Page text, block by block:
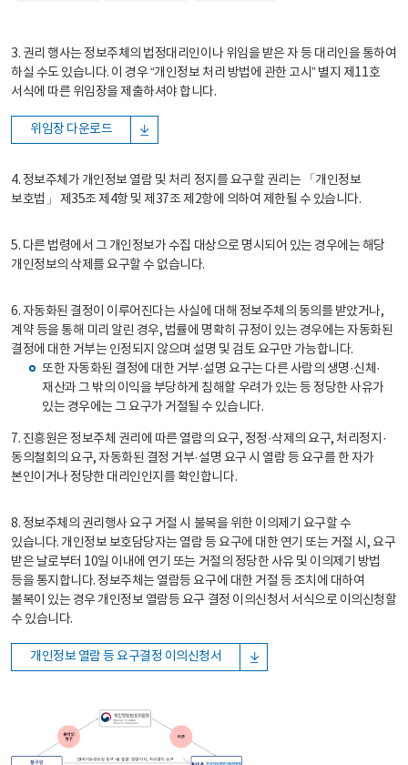
3. 권리 행사는 정보주체의 법정대리인이나 위임을 받은 자 등 대리인을 통하여
하실 수도 있습니다. 이 경우 “개인정보 처리 방법에 관한 고시” 별지 제11호
서식에 따른 위임장을 제출하셔야 합니다.
위임장 다운로드
4. 정보주체가 개인정보 열람 및 처리 정지를 요구할 권리는 「개인정보
보호법」 제35조 제4항 및 제37조 제2항에 의하여 제한될 수 있습니다.
5. 다른 법령에서 그 개인정보가 수집 대상으로 명시되어 있는 경우에는 해당
개인정보의 삭제를 요구할 수 없습니다.
6. 자동화된 결정이 이루어진다는 사실에 대해 정보주체의 동의를 받았거나,
계약 등을 통해 미리 알린 경우, 법률에 명확히 규정이 있는 경우에는 자동화된
결정에 대한 거부는 인정되지 않으며 설명 및 검토 요구만 가능합니다.
또한 자동화된 결정에 대한 거부·설명 요구는 다른 사람의 생명·신체·
재산과 그 밖의 이익을 부당하게 침해할 우려가 있는 등 정당한 사유가
있는 경우에는 그 요구가 거절될 수 있습니다.
7. 진흥원은 정보주체 권리에 따른 열람의 요구, 정정·삭제의 요구, 처리정지·
동의철회의 요구, 자동화된 결정 거부·설명 요구 시 열람 등 요구를 한 자가
본인이거나 정당한 대리인인지를 확인합니다.
8. 정보주체의 권리행사 요구 거절 시 불복을 위한 이의제기 요구할 수
있습니다. 개인정보 보호담당자는 열람 등 요구에 대한 연기 또는 거절 시, 요구
받은 날로부터 10일 이내에 연기 또는 거절의 정당한 사유 및 이의제기 방법
등을 통지합니다. 정보주체는 열람등 요구에 대한 거절 등 조치에 대하여
불복이 있는 경우 개인정보 열람등 요구 결정 이의신청서 서식으로 이의신청할
수 있습니다.
개인정보 열람 등 요구결정 이의신청서